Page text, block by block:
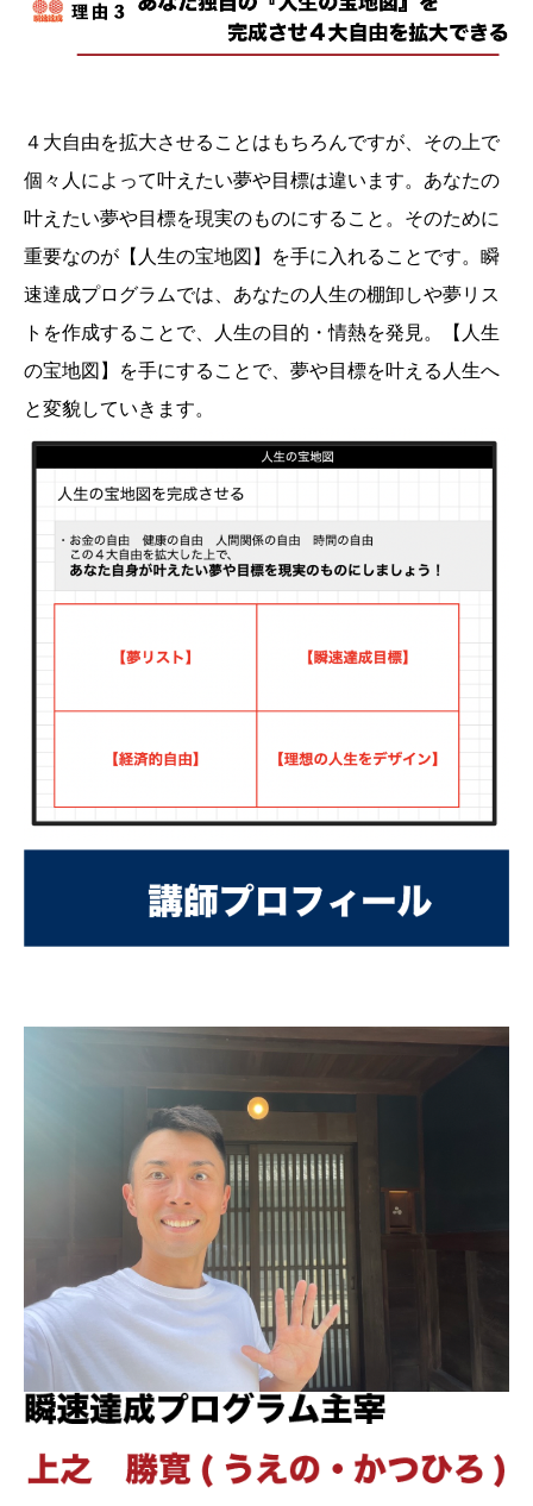
４大自由を拡大させることはもちろんですが、その上で
個々人によって叶えたい夢や目標は違います。あなたの
叶えたい夢や目標を現実のものにすること。そのために
重要なのが【人生の宝地図】を手に入れることです。瞬
速達成プログラムでは、あなたの人生の棚卸しや夢リス
トを作成することで、人生の目的・情熱を発見。【人生
の宝地図】を手にすることで、夢や目標を叶える人生へ
と変貌していきます。